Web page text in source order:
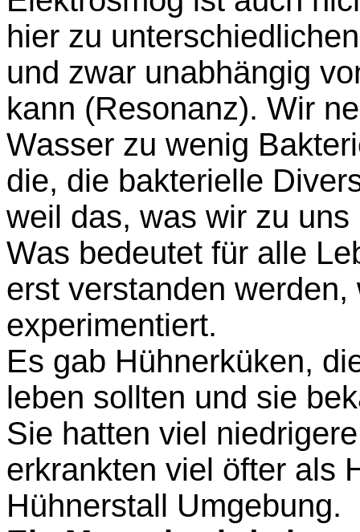
hier zu
und zwar unabhängig
kann (Resonanz). Wir
Wasser zu wenig
die, die bakterielle
weil das, was wir zu
Was bedeutet für alle
erst verstanden
experimentiert.
Es gab Hühnerküken,
leben sollten und sie
Sie hatten viel
erkrankten viel öfter als
Hühnerstall Umgebung.